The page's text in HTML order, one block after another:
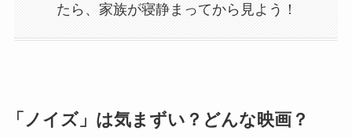
たら、家族が寝静まってから見よう！
「ノイズ」は気まずい？どんな映画？